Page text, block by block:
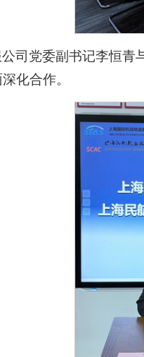
司党委副书记李恒
化合作。